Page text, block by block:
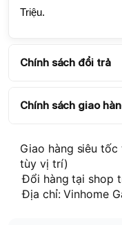
Triệu.
Chính sách đổi trả
Chính sách giao
Giao hàng siêu
tùy vị trí)
Đổi hàng tại shop
Địa chỉ: Vinhome